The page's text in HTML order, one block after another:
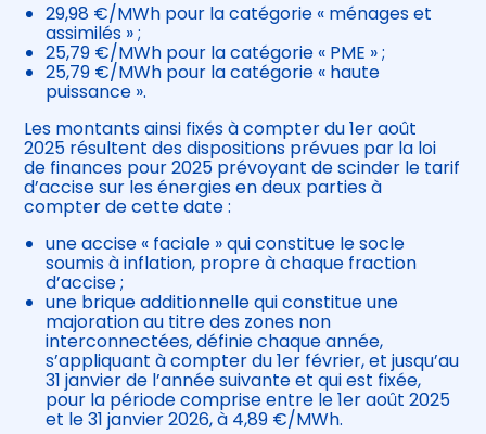
29,98 €/MWh pour la catégorie « ménages et
assimilés » ;
25,79 €/MWh pour la catégorie « PME » ;
25,79 €/MWh pour la catégorie « haute
puissance ».
Les montants ainsi fixés à compter du 1er août
2025 résultent des dispositions prévues par la loi
de finances pour 2025 prévoyant de scinder le tarif
d’accise sur les énergies en deux parties à
compter de cette date :
une accise « faciale » qui constitue le socle
soumis à inflation, propre à chaque fraction
d’accise ;
une brique additionnelle qui constitue une
majoration au titre des zones non
interconnectées, définie chaque année,
s’appliquant à compter du 1er février, et jusqu’au
31 janvier de l’année suivante et qui est fixée,
pour la période comprise entre le 1er août 2025
et le 31 janvier 2026, à 4,89 €/MWh.